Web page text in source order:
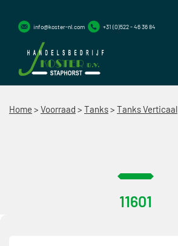
info@koster-nl.com +31 (0)522 - 46 36 84
Home > Voorraad > Tanks> Tanks Verticaal
11601